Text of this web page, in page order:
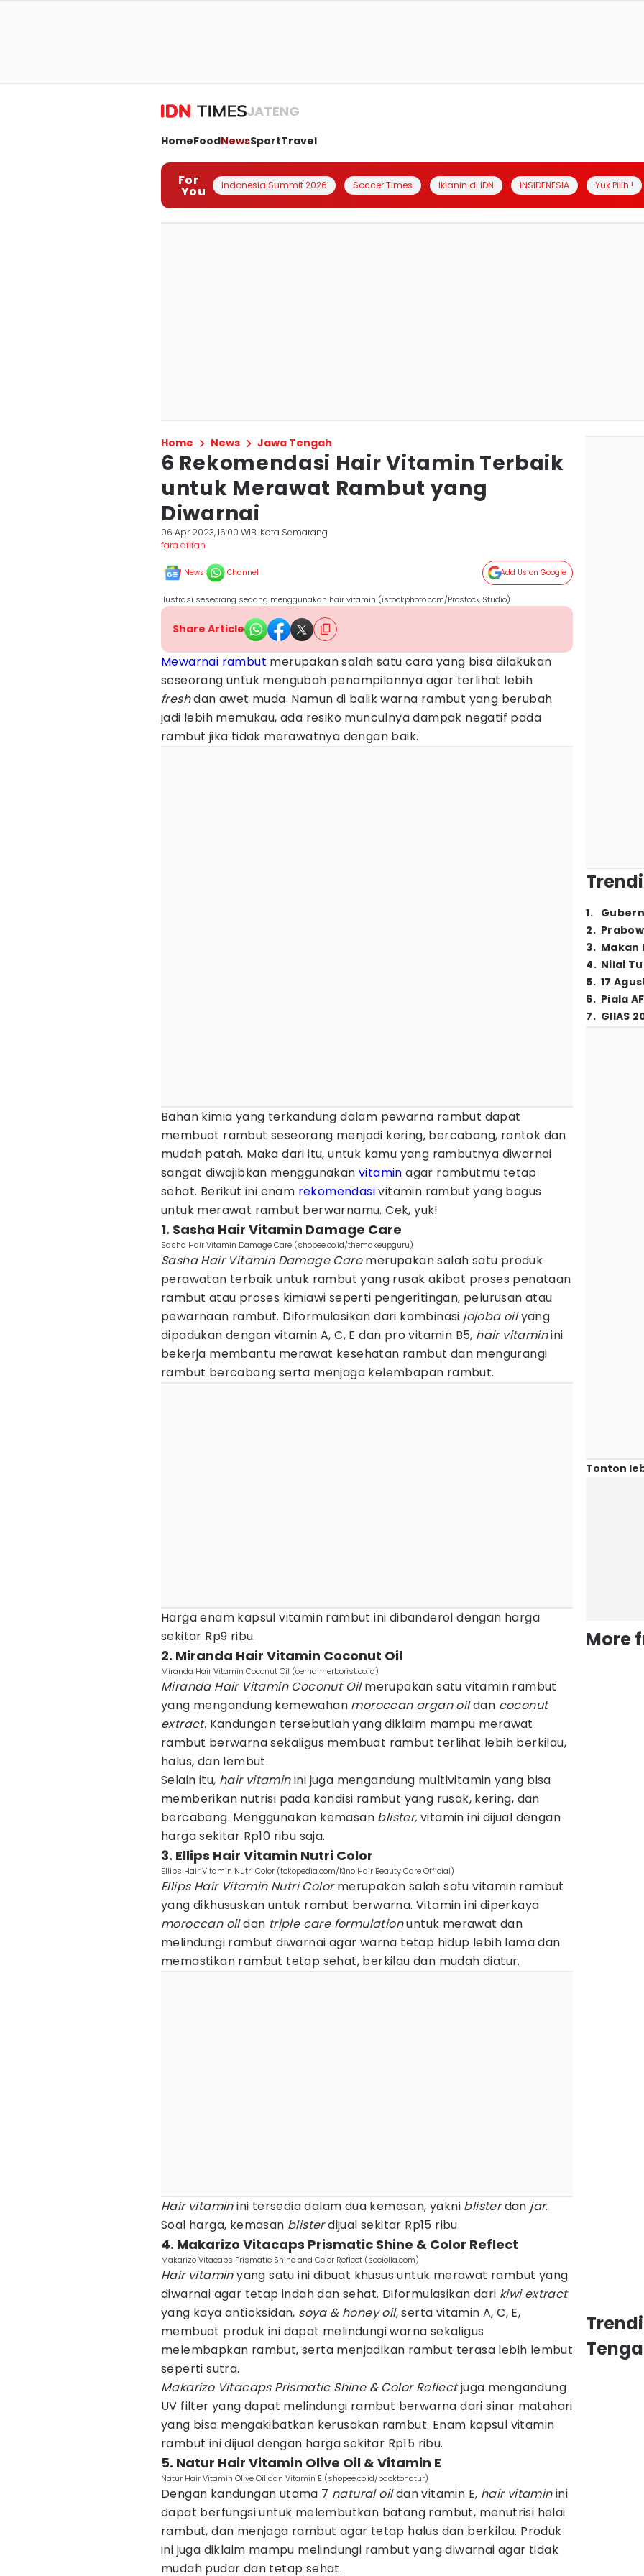
JATENG
HomeFoodNewsSportTravel
For
You Indonesia Summit 2026 Soccer Times Iklanin di IDN INSIDENESIA Yuk Pilih !
Home News Jawa Tengah
6 Rekomendasi Hair Vitamin Terbaik
untuk Merawat Rambut yang
Diwarnai
06 Apr 2023, 16:00 WIB Kota Semarang
fara afifah
News Channel Add Us on Google
ilustrasi seseorang sedang menggunakan hair vitamin (istockphoto.com/Prostock Studio)
Share Article
Mewarnai rambut merupakan salah satu cara yang bisa dilakukan
seseorang untuk mengubah penampilannya agar terlihat lebih
freshdan awet muda. Namun di balik warna rambut yang berubah
jadi lebih memukau, ada resiko munculnya dampak negatif pada
rambut jika tidak merawatnya dengan baik.
Bahan kimia yang terkandung dalam pewarna rambut dapat
membuat rambut seseorang menjadi kering, bercabang, rontok dan
mudah patah. Maka dari itu, untuk kamu yang rambutnya diwarnai
sangat diwajibkan menggunakan vitamin agar rambutmu tetap
sehat. Berikut ini enam rekomendasivitamin rambut yang bagus
untuk merawat rambut berwarnamu. Cek, yuk!
1. Sasha Hair Vitamin Damage Care
Sasha Hair Vitamin Damage Care (shopee.co.id/themakeupguru)
Sasha Hair Vitamin Damage Caremerupakan salah satu produk
perawatan terbaik untuk rambut yang rusak akibat proses penataan
rambut atau proses kimiawi seperti pengeritingan, pelurusan atau
pewarnaan rambut. Diformulasikan dari kombinasi jojoba oilyang
dipadukan dengan vitamin A, C, E dan pro vitamin B5, hair vitaminini
bekerja membantu merawat kesehatan rambut dan mengurangi
rambut bercabang serta menjaga kelembapan rambut.
Harga enam kapsul vitamin rambut ini dibanderol dengan harga
sekitar Rp9 ribu.
2. Miranda Hair Vitamin Coconut Oil
Miranda Hair Vitamin Coconut Oil (oemahherborist.co.id)
Miranda Hair Vitamin Coconut Oilmerupakan satu vitamin rambut
yang mengandung kemewahan moroccan argan oildan coconut
extract. Kandungan tersebutlah yang diklaim mampu merawat
rambut berwarna sekaligus membuat rambut terlihat lebih berkilau,
halus, dan lembut.
Selain itu, hair vitaminini juga mengandung multivitamin yang bisa
memberikan nutrisi pada kondisi rambut yang rusak, kering, dan
bercabang. Menggunakan kemasan blister, vitamin ini dijual dengan
harga sekitar Rp10 ribu saja.
3. Ellips Hair Vitamin Nutri Color
Ellips Hair Vitamin Nutri Color (tokopedia.com/Kino Hair Beauty Care Official)
Ellips Hair Vitamin Nutri Colormerupakan salah satu vitamin rambut
yang dikhususkan untuk rambut berwarna. Vitamin ini diperkaya
moroccan oildan triple care formulationuntuk merawat dan
melindungi rambut diwarnai agar warna tetap hidup lebih lama dan
memastikan rambut tetap sehat, berkilau dan mudah diatur.
Hair vitaminini tersedia dalam dua kemasan, yakni blisterdan jar.
Soal harga, kemasan blisterdijual sekitar Rp15 ribu.
4. Makarizo Vitacaps Prismatic Shine & Color Reflect
Makarizo Vitacaps Prismatic Shine and Color Reflect (sociolla.com)
Hair vitaminyang satu ini dibuat khusus untuk merawat rambut yang
diwarnai agar tetap indah dan sehat. Diformulasikan dari kiwi extract
yang kaya antioksidan, soya & honey oil, serta vitamin A, C, E,
membuat produk ini dapat melindungi warna sekaligus
melembapkan rambut, serta menjadikan rambut terasa lebih lembut
seperti sutra.
Makarizo Vitacaps Prismatic Shine & Color Reflectjuga mengandung
UV filter yang dapat melindungi rambut berwarna dari sinar matahari
yang bisa mengakibatkan kerusakan rambut. Enam kapsul vitamin
rambut ini dijual dengan harga sekitar Rp15 ribu.
5. Natur Hair Vitamin Olive Oil & Vitamin E
Natur Hair Vitamin Olive Oil dan Vitamin E (shopee.co.id/backtonatur)
Dengan kandungan utama 7 natural oildan vitamin E, hair vitaminini
dapat berfungsi untuk melembutkan batang rambut, menutrisi helai
rambut, dan menjaga rambut agar tetap halus dan berkilau. Produk
ini juga diklaim mampu melindungi rambut yang diwarnai agar tidak
mudah pudar dan tetap sehat.
1.
2.
3. Makan
4. Nilai
5. 17
6. Piala
7. GIIAS
Tonton
More